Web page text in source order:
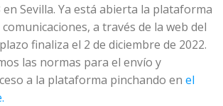
Sevilla. Ya está abierta la plataforma
a través de la web del
finaliza el 2 de diciembre de 2022.
las normas para el envío y
a la plataforma pinchando en el